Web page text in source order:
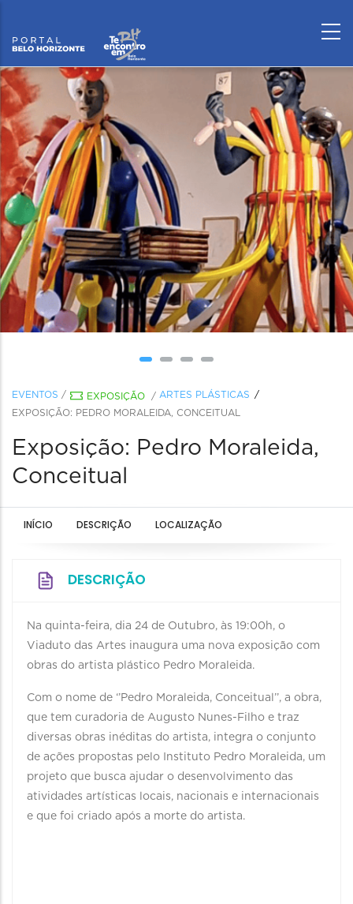
EVENTOS / EXPOSIÇÃO / ARTES PLÁSTICAS
EXPOSIÇÃO: PEDRO MORALEIDA, CONCEITUAL
Exposição: Pedro Moraleida,
Conceitual
INÍCIO DESCRIÇÃO LOCALIZAÇÃO
DESCRIÇÃO
Na quinta-feira, dia 24 de Outubro, às 19:00h, o
Viaduto das Artes inaugura uma nova exposição com
obras do artista plástico Pedro Moraleida.
Com o nome de ‘’Pedro Moraleida, Conceitual’’, a obra,
que tem curadoria de Augusto Nunes-Filho e traz
diversas obras inéditas do artista, integra o conjunto
de ações propostas pelo Instituto Pedro Moraleida, um
projeto que busca ajudar o desenvolvimento das
atividades artísticas locais, nacionais e internacionais
e que foi criado após a morte do artista.